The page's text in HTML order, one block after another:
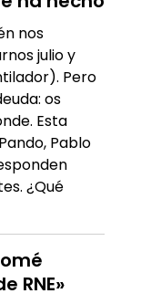
nos
julio y
Pero
os
Esta
Pablo
¿Qué
RNE»